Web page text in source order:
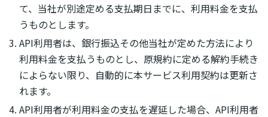
て、当社が別途定める支払期日までに、利用料金を支払
うものとします。
API利用者は、銀行振込その他当社が定めた方法により
利用料金を支払うものとし、原規約に定める解約手続き
によらない限り、自動的に本サービス利用契約は更新さ
れます。
API利用者が利用料金の支払を遅延した場合、API利用者